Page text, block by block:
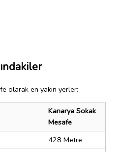
olarak en yakın yerler:
Kanarya Sokak
Mesafe
428 Metre